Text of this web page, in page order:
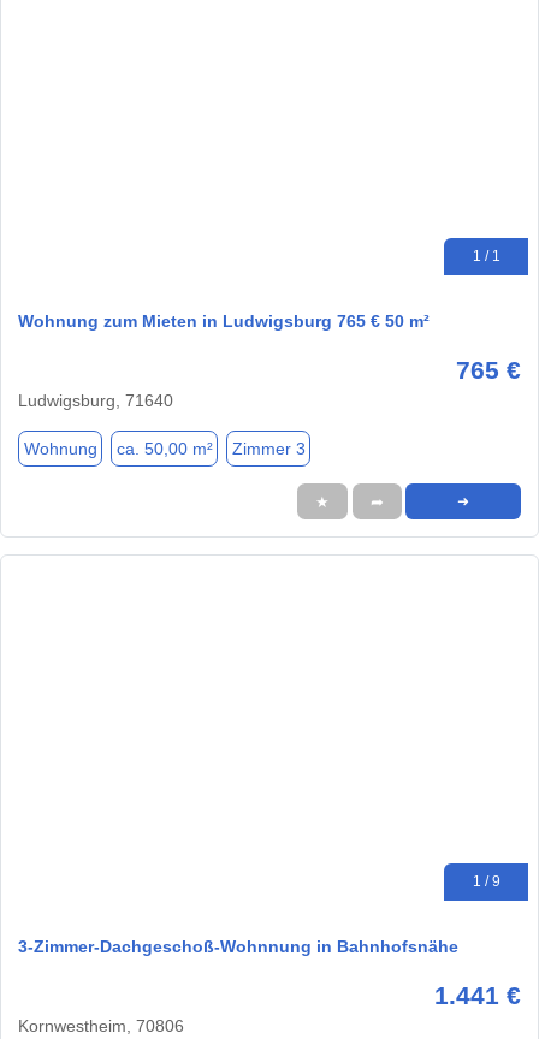
1 / 1
Wohnung zum Mieten in Ludwigsburg 765 € 50 m²
765 €
Ludwigsburg, 71640
Wohnung ca. 50,00 m² Zimmer 3
★ ➦ ➜
1 / 9
3-Zimmer-Dachgeschoß-Wohnnung in Bahnhofsnähe
1.441 €
Kornwestheim, 70806